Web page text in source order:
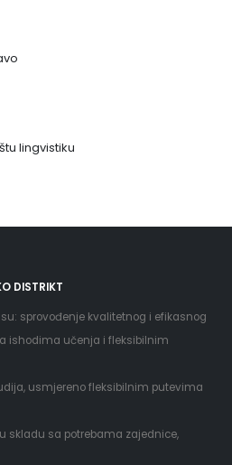
lingvistiku
DISTRIKT
sprovođenje kvalitetnog i efikasnog
ishodima učenja i fleksibilnim
usmjereno fleksibilnim putevima
skladu sa potrebama zajednice,